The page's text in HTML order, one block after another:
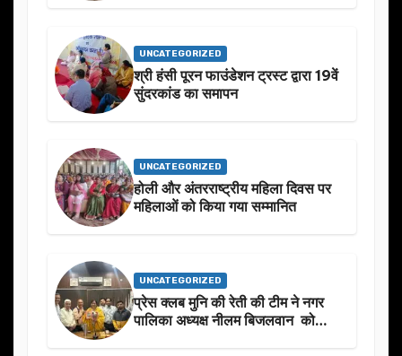
UNCATEGORIZED
श्री हंसी पूरन फाउंडेशन ट्रस्ट द्वारा 19वें
सुंदरकांड का समापन
UNCATEGORIZED
होली और अंतरराष्ट्रीय महिला दिवस पर
महिलाओं को किया गया सम्मानित
UNCATEGORIZED
प्रेस क्लब मुनि की रेती की टीम ने नगर
पालिका अध्यक्ष नीलम बिजलवान को